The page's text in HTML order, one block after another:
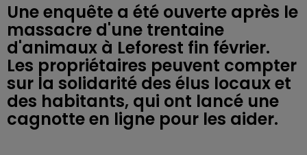
Une enquête a été ouverte après le
massacre d'une trentaine
d'animaux à Leforest fin février.
Les propriétaires peuvent compter
sur la solidarité des élus locaux et
des habitants, qui ont lancé une
cagnotte en ligne pour les aider.